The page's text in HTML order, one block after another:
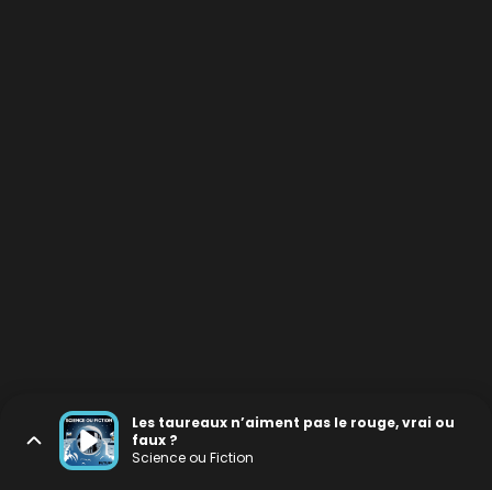
Les taureaux n’aiment pas le rouge, vrai ou
faux ?
Science ou Fiction